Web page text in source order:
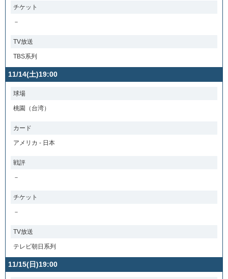
チケット
－
TV放送
TBS系列
11/14(土)19:00
球場
桃園（台湾）
カード
アメリカ - 日本
戦評
－
チケット
－
TV放送
テレビ朝日系列
11/15(日)19:00